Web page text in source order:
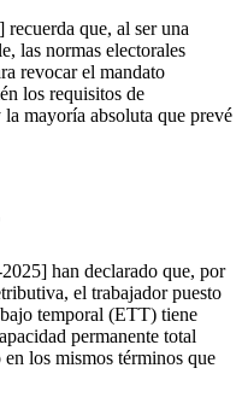
que, al ser una
las normas electorales
revocar el mandato
los requisitos de
mayoría absoluta que prevé
han declarado que, por
el trabajador puesto
temporal (ETT) tiene
permanente total
los mismos términos que